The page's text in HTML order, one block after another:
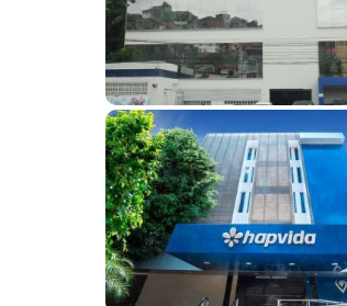
Taesa
Itausa
Ambev
Weg
Klabin
Petrobrás
Ver todos